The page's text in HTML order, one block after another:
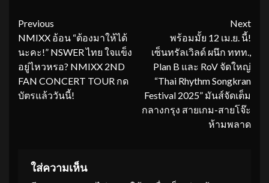
Continue
Reading
Previous
NMIXX อ้อน “ต้องมาให้ได้
นะคะ!” NSWER ไทย ใจแข็ง
อยู่ไหวหรอ? NMIXX 2ND
FAN CONCERT TOUR กด
บัตรแล้ววันนี้!
Next
พร้อมมั้ย 12 เม.ย. นี้!
เซ็นทรัลเวิลด์ ผนึก ททท.,
Plan B และ RoV จัดใหญ่
“Thai Rhythm Songkran
Festival 2025” มันส์จัดเต็ม
กลางกรุง สายเกม-สายโจ๊ะ
ห้ามพลาด
ใส่ความเห็น